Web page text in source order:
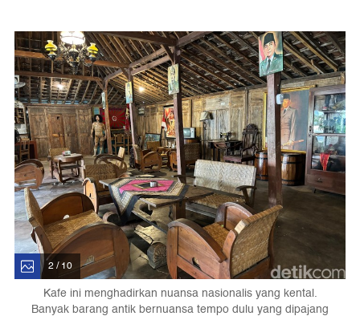
2 / 10
Kafe ini menghadirkan nuansa nasionalis yang kental.
Banyak barang antik bernuansa tempo dulu yang dipajang